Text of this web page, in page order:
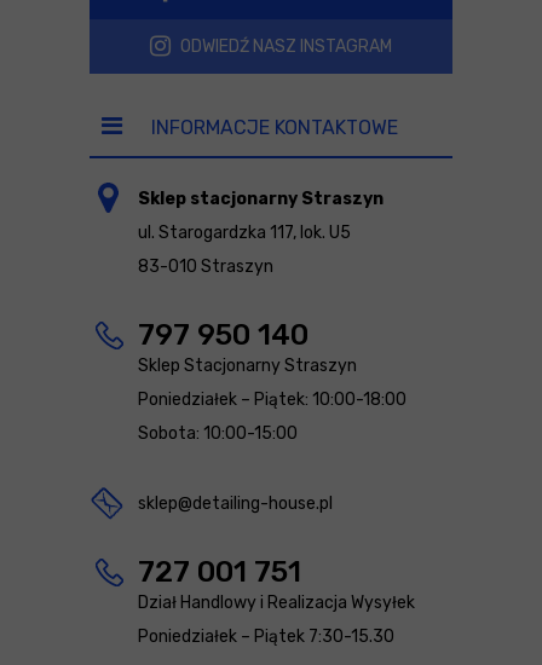
ODWIEDŹ NASZ INSTAGRAM
INFORMACJE KONTAKTOWE
Sklep stacjonarny Straszyn
ul. Starogardzka 117, lok. U5
83-010 Straszyn
797 950 140
Sklep Stacjonarny Straszyn
Poniedziałek – Piątek: 10:00-18:00
Sobota: 10:00-15:00
sklep@detailing-house.pl
727 001 751
Dział Handlowy i Realizacja Wysyłek
Poniedziałek – Piątek 7:30-15.30